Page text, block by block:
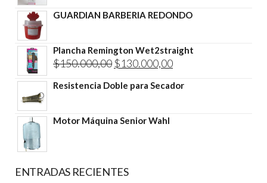
GUARDIAN BARBERIA REDONDO
Plancha Remington Wet2straight
$150.000,00 El
precio
$130.000,00El
precio
Resistencia Doble para Secador
Motor Máquina Senior Wahl
ENTRADAS RECIENTES